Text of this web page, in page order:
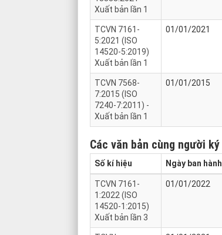
Xuất bản lần 1
TCVN 7161-
5:2021 (ISO
14520-5:2019)
Xuất bản lần 1
01/01/2021
TCVN 7568-
7:2015 (ISO
7240-7:2011) -
Xuất bản lần 1
01/01/2015
Các văn bản cùng người ký
Số kí hiệu Ngày ban hành
TCVN 7161-
1:2022 (ISO
14520-1:2015)
Xuất bản lần 3
01/01/2022